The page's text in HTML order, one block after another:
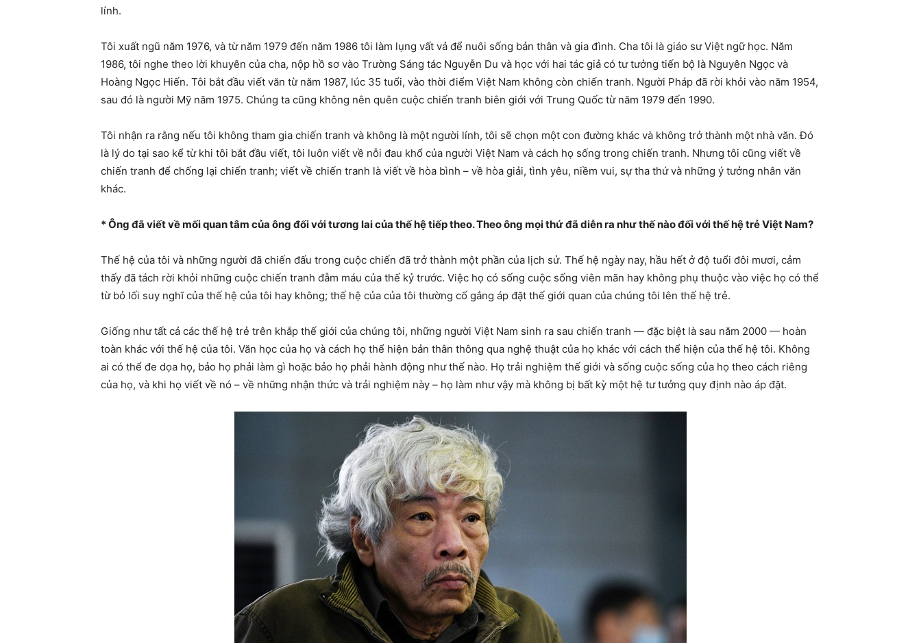
lính.
Tôi xuất ngũ năm 1976, và từ năm 1979 đến năm 1986 tôi làm lụng vất vả để nuôi sống bản thân và gia đình. Cha tôi là giáo sư Việt ngữ học. Năm
1986, tôi nghe theo lời khuyên của cha, nộp hồ sơ vào Trường Sáng tác Nguyễn Du và học với hai tác giả có tư tưởng tiến bộ là Nguyên Ngọc và
Hoàng Ngọc Hiến. Tôi bắt đầu viết văn từ năm 1987, lúc 35 tuổi, vào thời điểm Việt Nam không còn chiến tranh. Người Pháp đã rời khỏi vào năm 1954,
sau đó là người Mỹ năm 1975. Chúng ta cũng không nên quên cuộc chiến tranh biên giới với Trung Quốc từ năm 1979 đến 1990.
Tôi nhận ra rằng nếu tôi không tham gia chiến tranh và không là một người lính, tôi sẽ chọn một con đường khác và không trở thành một nhà văn. Đó
là lý do tại sao kể từ khi tôi bắt đầu viết, tôi luôn viết về nỗi đau khổ của người Việt Nam và cách họ sống trong chiến tranh. Nhưng tôi cũng viết về
chiến tranh để chống lại chiến tranh; viết về chiến tranh là viết về hòa bình – về hòa giải, tình yêu, niềm vui, sự tha thứ và những ý tưởng nhân văn
khác.
* Ông đã viết về mối quan tâm của ông đối với tương lai của thế hệ tiếp theo. Theo ông mọi thứ đã diễn ra như thế nào đối với thế hệ trẻ Việt Nam?
Thế hệ của tôi và những người đã chiến đấu trong cuộc chiến đã trở thành một phần của lịch sử. Thế hệ ngày nay, hầu hết ở độ tuổi đôi mươi, cảm
thấy đã tách rời khỏi những cuộc chiến tranh đẫm máu của thế kỷ trước. Việc họ có sống cuộc sống viên mãn hay không phụ thuộc vào việc họ có thể
từ bỏ lối suy nghĩ của thế hệ của tôi hay không; thế hệ của của tôi thường cố gắng áp đặt thế giới quan của chúng tôi lên thế hệ trẻ.
Giống như tất cả các thế hệ trẻ trên khắp thế giới của chúng tôi, những người Việt Nam sinh ra sau chiến tranh — đặc biệt là sau năm 2000 — hoàn
toàn khác với thế hệ của tôi. Văn học của họ và cách họ thể hiện bản thân thông qua nghệ thuật của họ khác với cách thể hiện của thế hệ tôi. Không
ai có thể đe dọa họ, bảo họ phải làm gì hoặc bảo họ phải hành động như thế nào. Họ trải nghiệm thế giới và sống cuộc sống của họ theo cách riêng
của họ, và khi họ viết về nó – về những nhận thức và trải nghiệm này – họ làm như vậy mà không bị bất kỳ một hệ tư tưởng quy định nào áp đặt.